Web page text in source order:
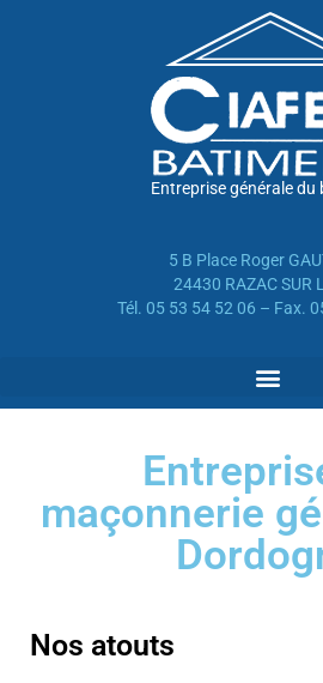
Entreprise générale du
5 B Place Roger
24430 RAZAC SUR
Tél. 05 53 54 52 06 – Fax.
maçonnerie
Nos atouts